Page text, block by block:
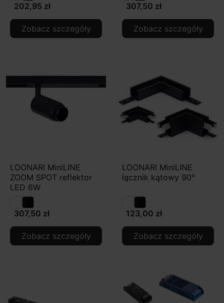
202,95 zł
Zobacz szczegóły
307,50 zł
Zobacz szczegóły
LOONARI MiniLINE
ZOOM SPOT reflektor
LED 6W
307,50 zł
Zobacz szczegóły
LOONARI MiniLINE
łącznik kątowy 90°
123,00 zł
Zobacz szczegóły